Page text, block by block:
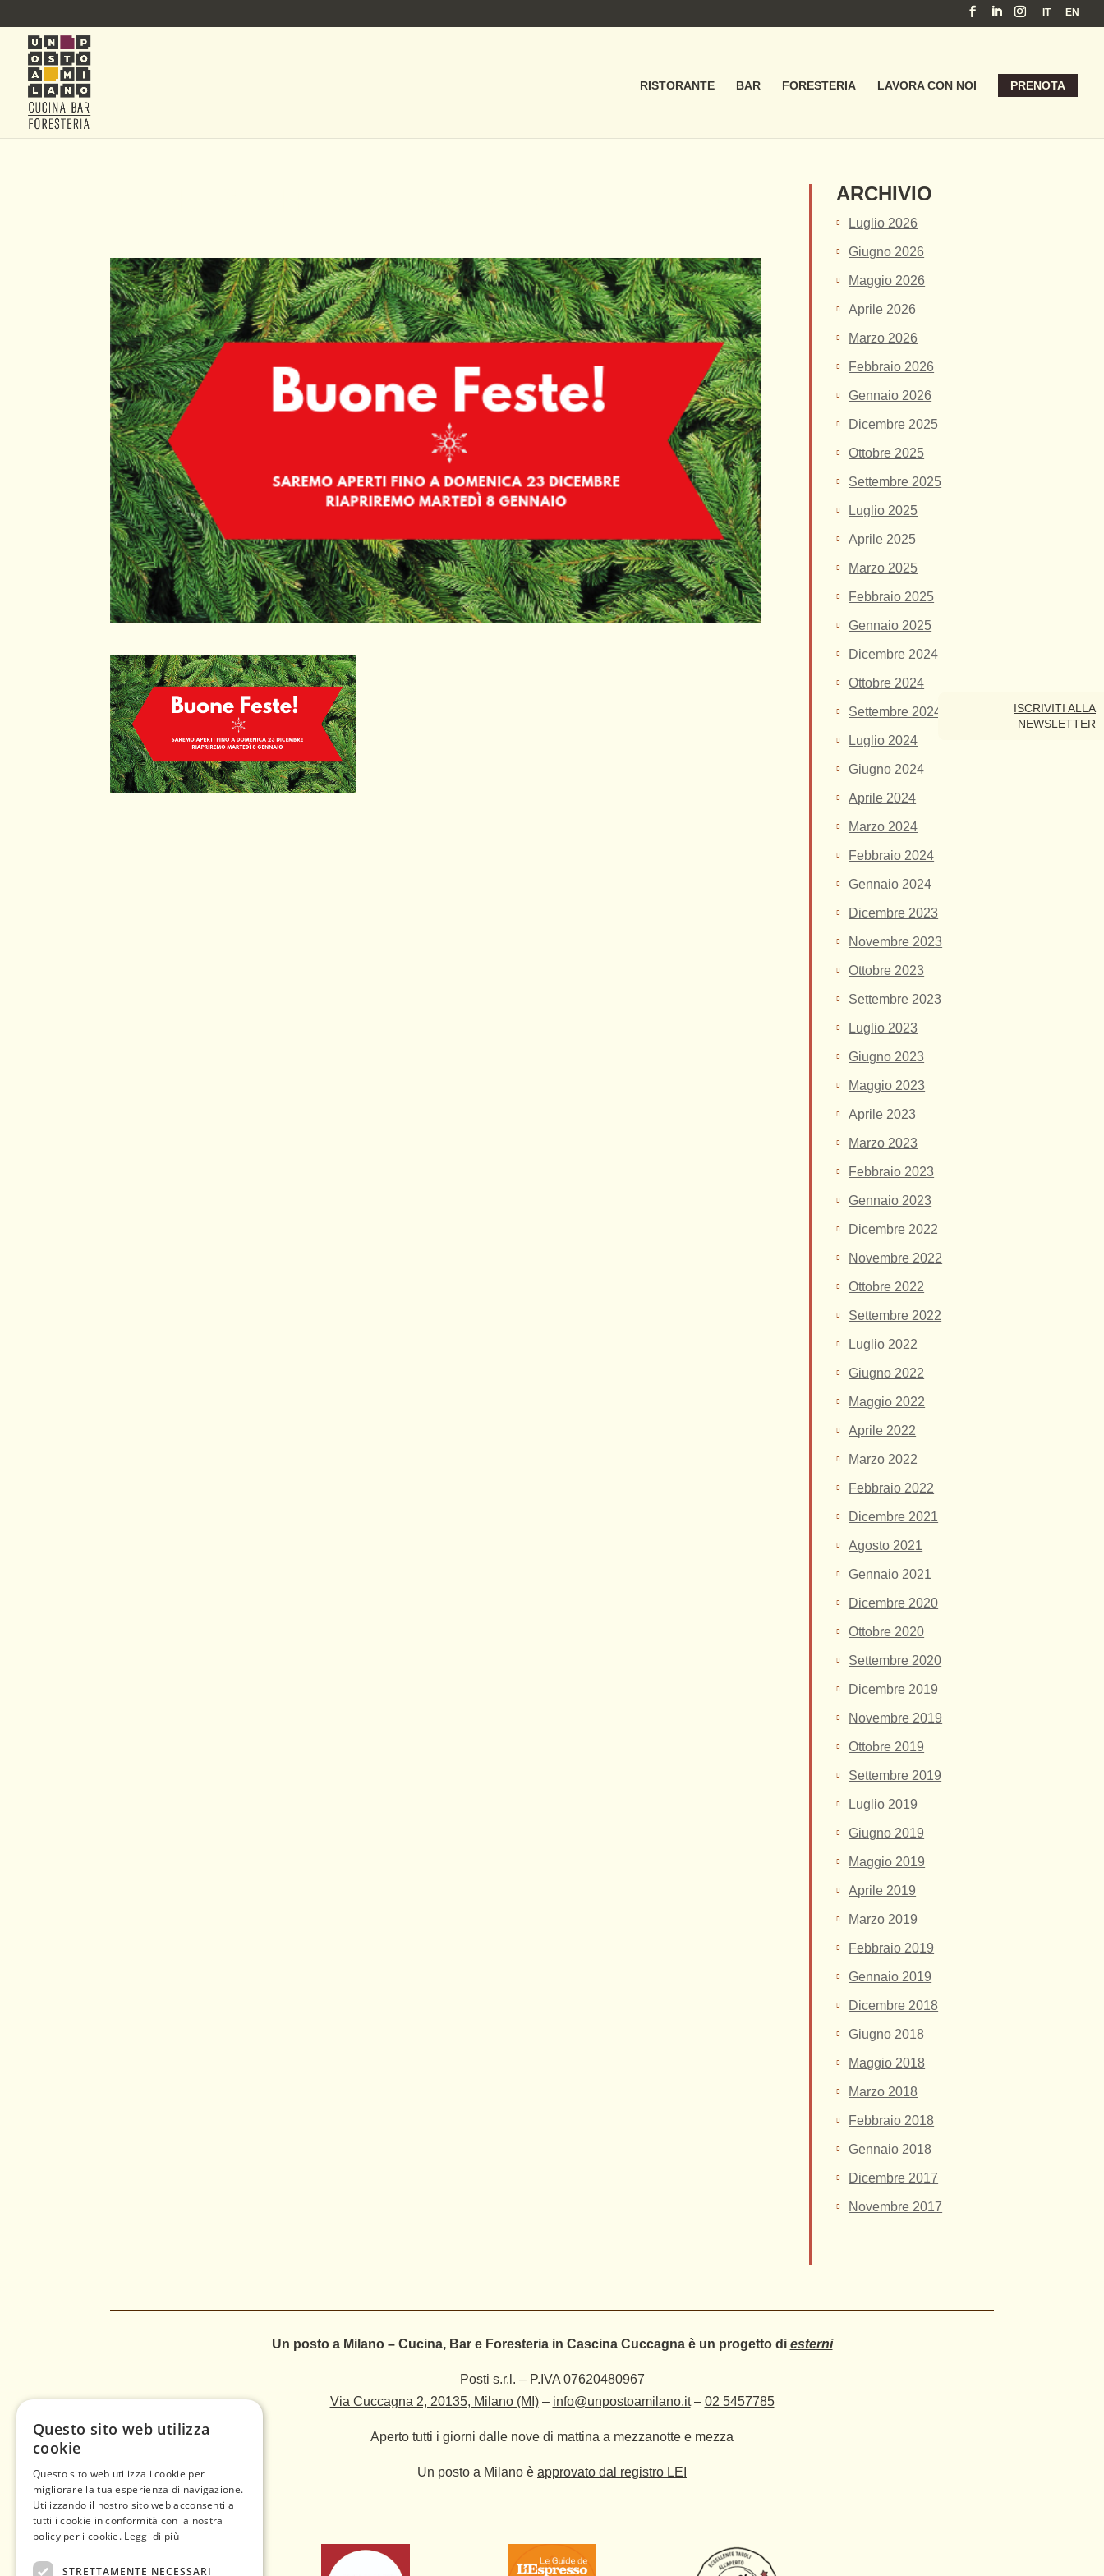
IT EN
RISTORANTE BAR FORESTERIA LAVORA CON NOI PRENOTA
ARCHIVIO
Luglio 2026
Giugno 2026
Maggio 2026
Aprile 2026
Marzo 2026
Febbraio 2026
Gennaio 2026
Dicembre 2025
Ottobre 2025
Settembre 2025
Luglio 2025
Aprile 2025
Marzo 2025
Febbraio 2025
Gennaio 2025
Dicembre 2024
Ottobre 2024
Settembre 2024
Luglio 2024
Giugno 2024
Aprile 2024
Marzo 2024
Febbraio 2024
Gennaio 2024
Dicembre 2023
Novembre 2023
Ottobre 2023
Settembre 2023
Luglio 2023
Giugno 2023
Maggio 2023
Aprile 2023
Marzo 2023
Febbraio 2023
Gennaio 2023
Dicembre 2022
Novembre 2022
Ottobre 2022
Settembre 2022
Luglio 2022
Giugno 2022
Maggio 2022
Aprile 2022
Marzo 2022
Febbraio 2022
Dicembre 2021
Agosto 2021
Gennaio 2021
Dicembre 2020
Ottobre 2020
Settembre 2020
Dicembre 2019
Novembre 2019
Ottobre 2019
Settembre 2019
Luglio 2019
Giugno 2019
Maggio 2019
Aprile 2019
Marzo 2019
Febbraio 2019
Gennaio 2019
Dicembre 2018
Giugno 2018
Maggio 2018
Marzo 2018
Febbraio 2018
Gennaio 2018
Dicembre 2017
Novembre 2017
Un posto a Milano – Cucina, Bar e Foresteria in Cascina Cuccagna è un progetto di esterni
Posti s.r.l. – P.IVA 07620480967
Via Cuccagna 2, 20135, Milano (MI)– info@unpostoamilano.it– 02 5457785
Aperto tutti i giorni dalle nove di mattina a mezzanotte e mezza
Un posto a Milano è approvato dal registro LEI
ISCRIVITI ALLA
NEWSLETTER
Questo sito web utilizza
cookie
Questo sito web utilizza i cookie per
migliorare la tua esperienza di navigazione.
Utilizzando il nostro sito web acconsenti a
tutti i cookie in conformità con la nostra
policy per i cookie. Leggi di più
STRETTAMENTE NECESSARI